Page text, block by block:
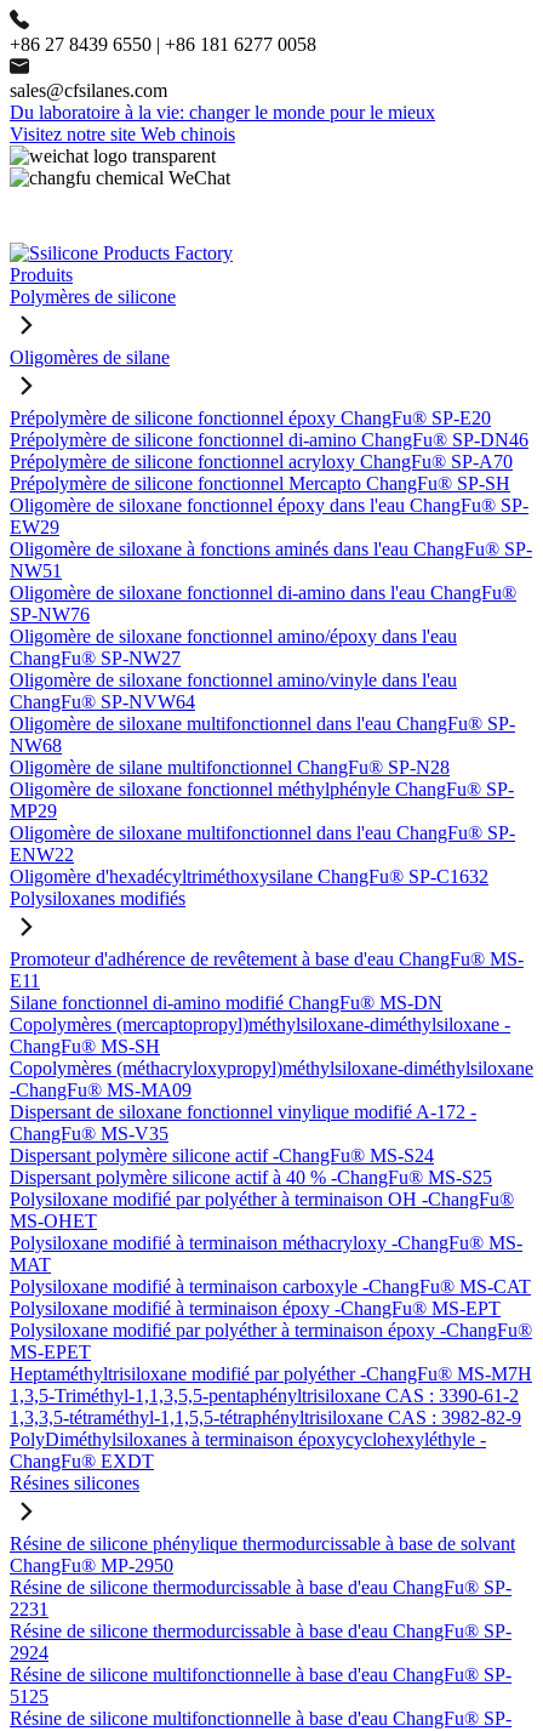
+86 27 8439 6550 | +86 181 6277 0058
sales@cfsilanes.com
Du laboratoire à la vie: changer le monde pour le mieux
Visitez notre site Web chinois
Produits
Polymères de silicone
Oligomères de silane
Prépolymère de silicone fonctionnel époxy ChangFu® SP-E20
Prépolymère de silicone fonctionnel di-amino ChangFu® SP-DN46
Prépolymère de silicone fonctionnel acryloxy ChangFu® SP-A70
Prépolymère de silicone fonctionnel Mercapto ChangFu® SP-SH
Oligomère de siloxane fonctionnel époxy dans l'eau ChangFu® SP-
EW29
Oligomère de siloxane à fonctions aminés dans l'eau ChangFu® SP-
NW51
Oligomère de siloxane fonctionnel di-amino dans l'eau ChangFu®
SP-NW76
Oligomère de siloxane fonctionnel amino/époxy dans l'eau
ChangFu® SP-NW27
Oligomère de siloxane fonctionnel amino/vinyle dans l'eau
ChangFu® SP-NVW64
Oligomère de siloxane multifonctionnel dans l'eau ChangFu® SP-
NW68
Oligomère de silane multifonctionnel ChangFu® SP-N28
Oligomère de siloxane fonctionnel méthylphényle ChangFu® SP-
MP29
Oligomère de siloxane multifonctionnel dans l'eau ChangFu® SP-
ENW22
Oligomère d'hexadécyltriméthoxysilane ChangFu® SP-C1632
Polysiloxanes modifiés
Promoteur d'adhérence de revêtement à base d'eau ChangFu® MS-
E11
Silane fonctionnel di-amino modifié ChangFu® MS-DN
Copolymères (mercaptopropyl)méthylsiloxane-diméthylsiloxane -
ChangFu® MS-SH
Copolymères (méthacryloxypropyl)méthylsiloxane-diméthylsiloxane
-ChangFu® MS-MA09
Dispersant de siloxane fonctionnel vinylique modifié A-172 -
ChangFu® MS-V35
Dispersant polymère silicone actif -ChangFu® MS-S24
Dispersant polymère silicone actif à 40 % -ChangFu® MS-S25
Polysiloxane modifié par polyéther à terminaison OH -ChangFu®
MS-OHET
Polysiloxane modifié à terminaison méthacryloxy -ChangFu® MS-
MAT
Polysiloxane modifié à terminaison carboxyle -ChangFu® MS-CAT
Polysiloxane modifié à terminaison époxy -ChangFu® MS-EPT
Polysiloxane modifié par polyéther à terminaison époxy -ChangFu®
MS-EPET
Heptaméthyltrisiloxane modifié par polyéther -ChangFu® MS-M7H
1,3,5-Triméthyl-1,1,3,5,5-pentaphényltrisiloxane CAS : 3390-61-2
1,3,3,5-tétraméthyl-1,1,5,5-tétraphényltrisiloxane CAS : 3982-82-9
PolyDiméthylsiloxanes à terminaison époxycyclohexyléthyle -
ChangFu® EXDT
Résines silicones
Résine de silicone phénylique thermodurcissable à base de solvant
ChangFu® MP-2950
Résine de silicone thermodurcissable à base d'eau ChangFu® SP-
2231
Résine de silicone thermodurcissable à base d'eau ChangFu® SP-
2924
Résine de silicone multifonctionnelle à base d'eau ChangFu® SP-
5125
Résine de silicone multifonctionnelle à base d'eau ChangFu® SP-